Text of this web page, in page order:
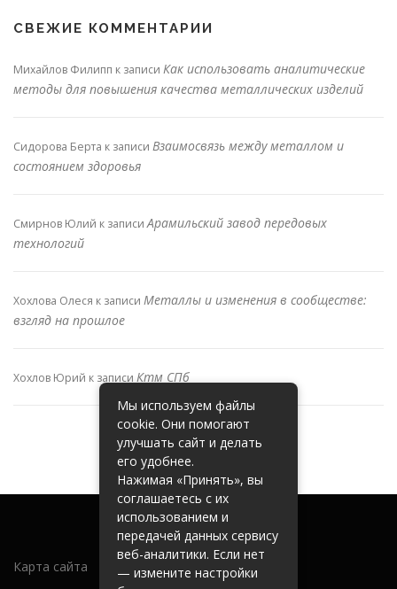
СВЕЖИЕ КОММЕНТАРИИ
Михайлов Филипп к записи Как использовать аналитические
методы для повышения качества металлических изделий
Сидорова Берта к записи Взаимосвязь между металлом и
состоянием здоровья
Смирнов Юлий к записиАрамильский завод передовых
технологий
Хохлова Олеся к записи Металлы и изменения в сообществе:
взгляд на прошлое
Хохлов Юрий к записи Ктм СПб
Карта сайта
Мы используем файлы
cookie. Они помогают
улучшать сайт и делать
его удобнее.
Нажимая «Принять», вы
соглашаетесь с их
использованием и
передачей данных сервису
веб-аналитики. Если нет
— измените настройки